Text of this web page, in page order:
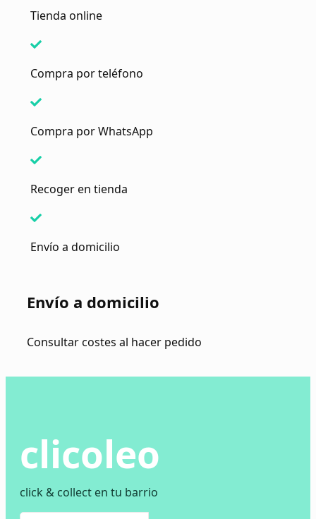
Tienda online
Compra por teléfono
Compra por WhatsApp
Recoger en tienda
Envío a domicilio
Envío a domicilio
Consultar costes al hacer pedido
clicoleo
click & collect en tu barrio